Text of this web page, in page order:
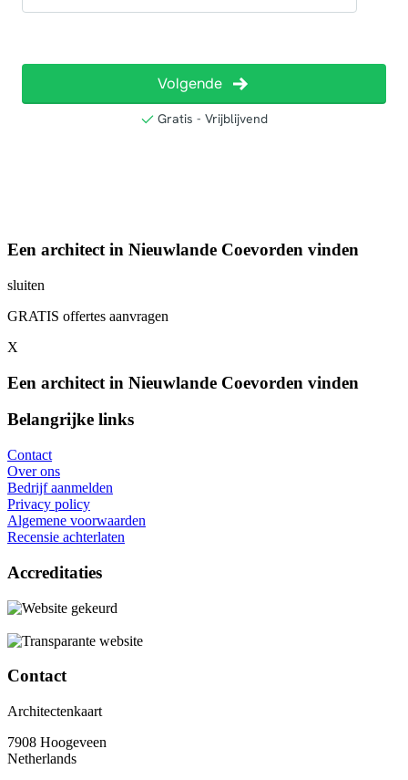
Een architect in Nieuwlande Coevorden vinden
sluiten
GRATIS offertes aanvragen
X
Een architect in Nieuwlande Coevorden vinden
Belangrijke links
Contact
Over ons
Bedrijf aanmelden
Privacy policy
Algemene voorwaarden
Recensie achterlaten
Accreditaties
Contact
Architectenkaart
7908 Hoogeveen
Netherlands